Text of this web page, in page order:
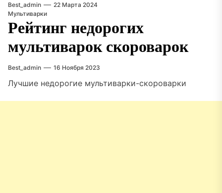
Best_admin
22 Марта 2024
Мультиварки
Рейтинг недорогих
мультиварок скороварок
Best_admin 16 Ноября 2023
Лучшие недорогие мультиварки-скороварки